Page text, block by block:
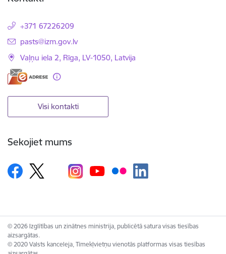
+371 67226209
E-pasts:
pasts@izm.gov.lv
Vaļņu iela 2, Rīga, LV-1050, Latvija
Visi kontakti
Sekojiet mums
© 2026 Izglītības un zinātnes ministrija, publicētā satura visas tiesības
aizsargātas.
© 2020 Valsts kanceleja, Tīmekļvietņu vienotās platformas visas tiesības